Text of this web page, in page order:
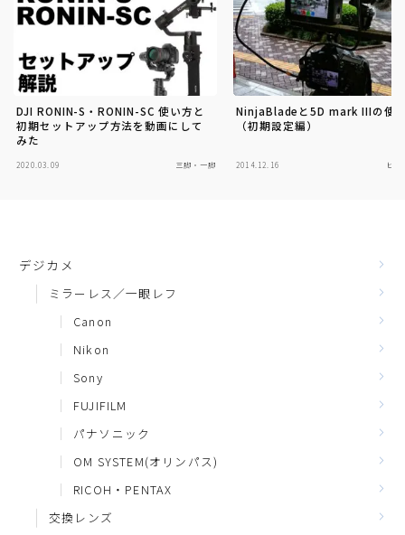
DJI RONIN-S・RONIN-SC 使い方と
初期セットアップ方法を動画にして
みた
2020.03.09 三脚・一脚
NinjaBladeと5D mark IIIの使
（初期設定編）
2014.12.16 ビ
デジカメ
ミラーレス／一眼レフ
Canon
Nikon
Sony
FUJIFILM
パナソニック
OM SYSTEM(オリンパス)
RICOH・PENTAX
交換レンズ